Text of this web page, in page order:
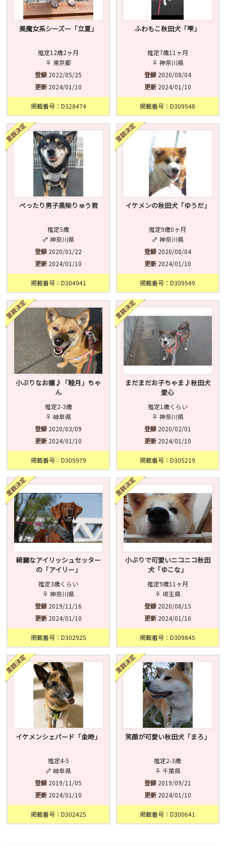
美魔女系シーズー「立夏」
推定12歳2ヶ月
♀ 東京都
登録 2022/05/25
更新 2024/01/10
掲載番号：D328474
ふわもこ秋田犬「雫」
推定7歳11ヶ月
♀ 神奈川県
登録2020/08/04
更新2024/01/10
掲載番号：D309548
べったり男子黒柴りゅう君
推定5歳
♂ 神奈川県
登録 2020/01/22
更新 2024/01/10
掲載番号：D304941
イケメンの秋田犬「ゆうだ」
推定9歳0ヶ月
♂ 神奈川県
登録2020/08/04
更新2024/01/10
掲載番号：D309549
小ぶりなお嬢♪「睦月」ちゃ
ん
推定2-3歳
♀ 岐阜県
登録 2020/03/09
更新 2024/01/10
掲載番号：D305979
まだまだお子ちゃま♪秋田犬
愛心
推定1歳くらい
♀ 神奈川県
登録2020/02/01
更新2024/01/10
掲載番号：D305219
綺麗なアイリッシュセッター
の「アイリー」
推定3歳くらい
♀ 神奈川県
登録 2019/11/16
更新 2024/01/10
掲載番号：D302925
小ぶりで可愛いニコニコ秋田
犬「ゆこな」
推定9歳11ヶ月
♀ 埼玉県
登録2020/08/15
更新2024/01/10
掲載番号：D309845
イケメンシェパード「金時」
推定4-5
♂ 岐阜県
登録 2019/11/05
更新 2024/01/10
掲載番号：D302425
笑顔が可愛い秋田犬「まろ」
推定2-3歳
♀ 千葉県
登録2019/09/21
更新2024/01/10
掲載番号：D300641